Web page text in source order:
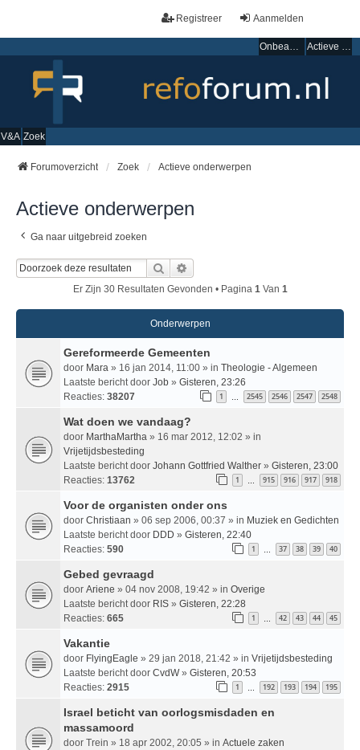
Aanmelden
Registreer
Onbeantwoorde onderwerpen Actieve onderwerpen
V&A Zoek
Forumoverzicht Zoek Actieve onderwerpen
Actieve onderwerpen
Ga naar uitgebreid zoeken
Zoek
Er Zijn 30 Resultaten Gevonden • Pagina 1 Van 1
Onderwerpen
Gereformeerde Gemeenten
door Mara » 16 jan 2014, 11:00 » in Theologie - Algemeen
Laatste bericht door Job » Gisteren, 23:26
Reacties: 38207 1 … 2545 2546 2547 2548
Wat doen we vandaag?
door MarthaMartha » 16 mar 2012, 12:02 » in
Vrijetijdsbesteding
Laatste bericht door Johann Gottfried Walther » Gisteren, 23:00
Reacties: 13762 1 … 915 916 917 918
Voor de organisten onder ons
door Christiaan » 06 sep 2006, 00:37 » in Muziek en Gedichten
Laatste bericht door DDD » Gisteren, 22:40
Reacties: 590 1 … 37 38 39 40
Gebed gevraagd
door Ariene » 04 nov 2008, 19:42 » in Overige
Laatste bericht door RIS » Gisteren, 22:28
Reacties: 665 1 … 42 43 44 45
Vakantie
door FlyingEagle » 29 jan 2018, 21:42 » in Vrijetijdsbesteding
Laatste bericht door CvdW» Gisteren, 20:53
Reacties: 2915 1 … 192 193 194 195
Israel beticht van oorlogsmisdaden en
massamoord
door Trein » 18 apr 2002, 20:05 » in Actuele zaken